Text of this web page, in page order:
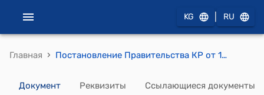
KG RU
Главная › Постановление Правительства КР от 18 марта 2005 года №141 " О внесении изменения в постановление Правительства Кыргызской Республики от 5 апреля 2004 года № 227 «Об утверждении Положения о порядке квотирования ввоза в Кыргызскую Республику алкогольной продукции и пива и определении импортной квоты"
Документ Реквизиты Ссылающиеся документы